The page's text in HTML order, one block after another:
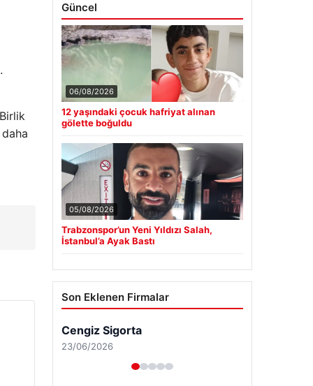
Güncel
06/08/2026
12 yaşındaki çocuk hafriyat alınan
gölette boğuldu
05/08/2026
Trabzonspor’un Yeni Yıldızı Salah,
İstanbul’a Ayak Bastı
Son Eklenen Firmalar
Cengiz Sigorta
23/06/2026